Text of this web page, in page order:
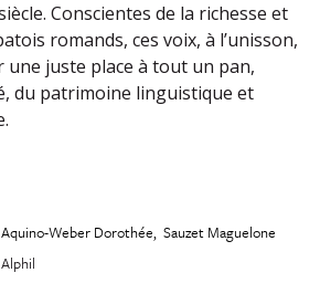
Conscientes de la richesse et
romands, ces voix, à l’unisson,
une juste place à tout un pan,
du patrimoine linguistique et
Aquino-Weber Dorothée Sauzet Maguelone
Alphil